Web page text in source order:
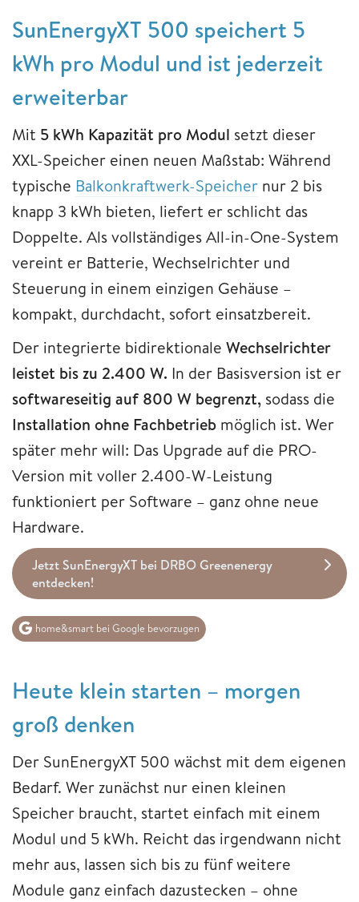
SunEnergyXT 500 speichert 5
kWh pro Modul und ist jederzeit
erweiterbar
Mit 5 kWh Kapazität pro Modul setzt dieser
XXL-Speicher einen neuen Maßstab: Während
typische Balkonkraftwerk-Speicher nur 2 bis
knapp 3 kWh bieten, liefert er schlicht das
Doppelte. Als vollständiges All-in-One-System
vereint er Batterie, Wechselrichter und
Steuerung in einem einzigen Gehäuse –
kompakt, durchdacht, sofort einsatzbereit.
Der integrierte bidirektionale Wechselrichter
leistet bis zu 2.400 W. In der Basisversion ist er
softwareseitig auf 800 W begrenzt, sodass die
Installation ohne Fachbetrieb möglich ist. Wer
später mehr will: Das Upgrade auf die PRO-
Version mit voller 2.400-W-Leistung
funktioniert per Software – ganz ohne neue
Hardware.
Jetzt SunEnergyXT bei DRBO Greenenergy
entdecken!
home&smart bei Google bevorzugen
Heute klein starten – morgen
groß denken
Der SunEnergyXT 500 wächst mit dem eigenen
Bedarf. Wer zunächst nur einen kleinen
Speicher braucht, startet einfach mit einem
Modul und 5 kWh. Reicht das irgendwann nicht
mehr aus, lassen sich bis zu fünf weitere
Module ganz einfach dazustecken – ohne